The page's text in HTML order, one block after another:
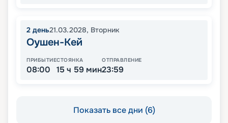
2 день21.03.2028, Вторник
Оушен-Кей
ПРИБЫТИЕ
08:00
СТОЯНКА
15 ч 59 мин
ОТПРАВЛЕНИЕ
23:59
Показать все дни (6)